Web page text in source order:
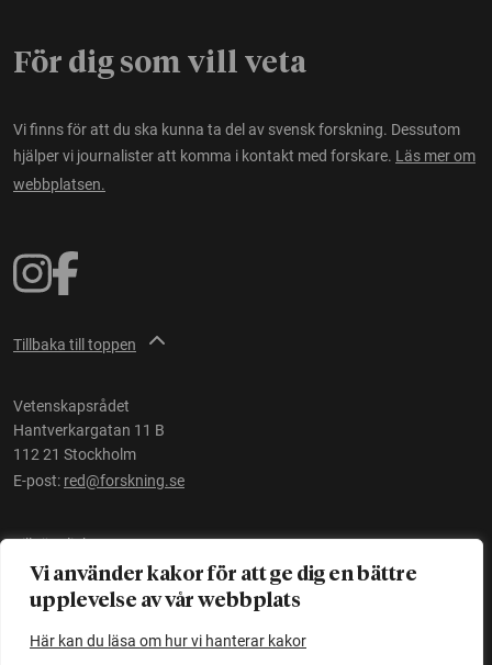
Vi använder kakor för att ge dig en bättre
upplevelse av vår webbplats
Här kan du läsa om hur vi hanterar kakor
För dig som vill veta
Vi finns för att du ska kunna ta del av svensk forskning. Dessutom
hjälper vi journalister att komma i kontakt med forskare. Läs mer om
webbplatsen.
Tillbaka till toppen
Vetenskapsrådet
Hantverkargatan 11 B
112 21 Stockholm
E-post: red@forskning.se
Tillgänglighet
Ett initiativ avVetenskapsrådet